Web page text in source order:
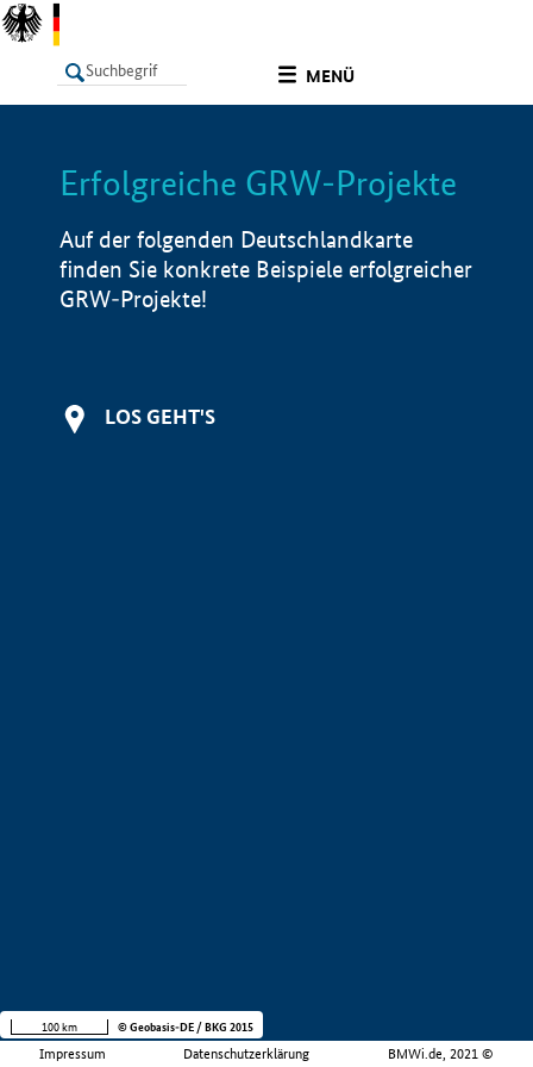
MENÜ
LISTE Info
Erfolgreiche GRW-Projekte
Auf der folgenden Deutschlandkarte
finden Sie konkrete Beispiele erfolgreicher
GRW-Projekte!
LOS GEHT'S
Impressum Datenschutzerklärung BMWi.de, 2021 ©
100 km © Geobasis-DE / BKG 2015